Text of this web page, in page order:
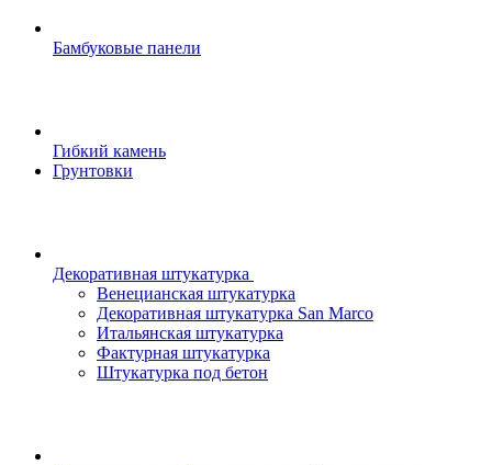
Бамбуковые панели
Гибкий камень
Грунтовки
Декоративная штукатурка
Венецианская штукатурка
Декоративная штукатурка San Marco
Итальянская штукатурка
Фактурная штукатурка
Штукатурка под бетон